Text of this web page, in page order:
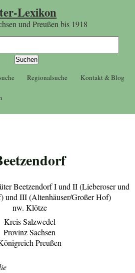
Lexikon
und Preußen bis 1918
Regionalsuche Kontakt & Blog
Beetzendorf I und II (Lieberoser und
und III (Altenhäuser/Großer Hof)
nw. Klötze
Kreis Salzwedel
Provinz Sachsen
Preußen